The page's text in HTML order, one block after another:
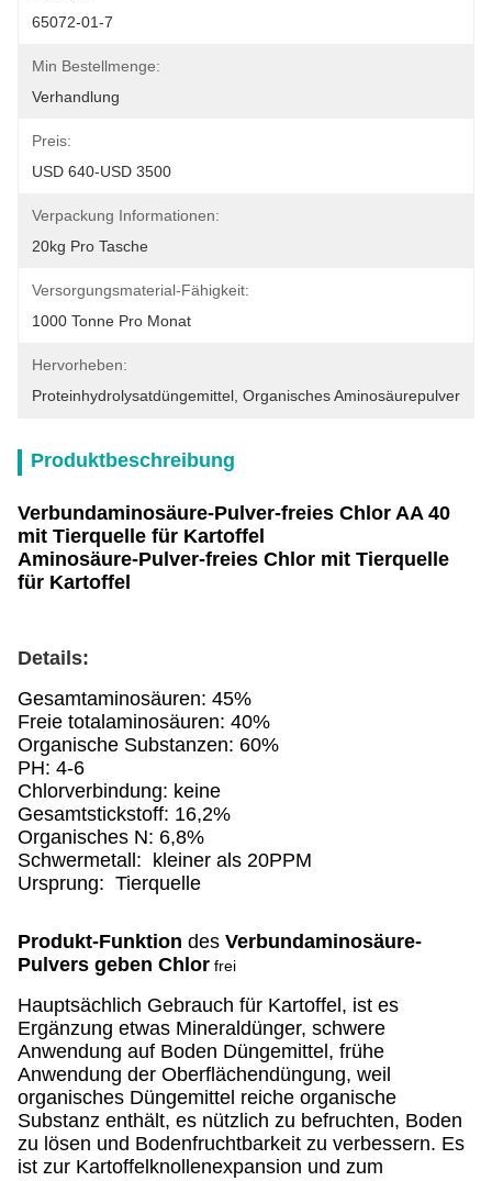
65072-01-7
Min Bestellmenge:
Verhandlung
Preis:
USD 640-USD 3500
Verpackung Informationen:
20kg Pro Tasche
Versorgungsmaterial-Fähigkeit:
1000 Tonne Pro Monat
Hervorheben:
Proteinhydrolysatdüngemittel Organisches Aminosäurepulver
Produktbeschreibung
Verbundaminosäure-Pulver-freies Chlor AA 40
mit Tierquelle für Kartoffel
Aminosäure-Pulver-freies Chlor mit Tierquelle
für Kartoffel
Details:
Gesamtaminosäuren: 45%
Freie totalaminosäuren: 40%
Organische Substanzen: 60%
PH: 4-6
Chlorverbindung: keine
Gesamtstickstoff: 16,2%
Organisches N: 6,8%
Schwermetall: kleiner als 20PPM
Ursprung: Tierquelle
Produkt-Funktion des Verbundaminosäure-
Pulvers geben Chlor frei
Hauptsächlich Gebrauch für Kartoffel, ist es
Ergänzung etwas Mineraldünger, schwere
Anwendung auf Boden Düngemittel, frühe
Anwendung der Oberflächendüngung, weil
organisches Düngemittel reiche organische
Substanz enthält, es nützlich zu befruchten, Boden
zu lösen und Bodenfruchtbarkeit zu verbessern. Es
ist zur Kartoffelknollenexpansion und zum